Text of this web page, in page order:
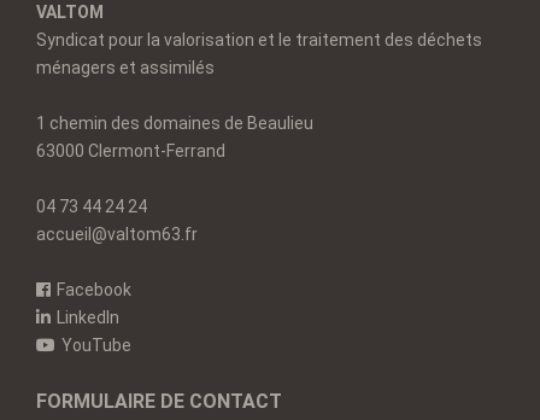
VALTOM
Syndicat pour la valorisation et le traitement des déchets
ménagers et assimilés
1 chemin des domaines de Beaulieu
63000 Clermont-Ferrand
04 73 44 24 24
accueil@valtom63.fr
Facebook
LinkedIn
YouTube
FORMULAIRE DE CONTACT